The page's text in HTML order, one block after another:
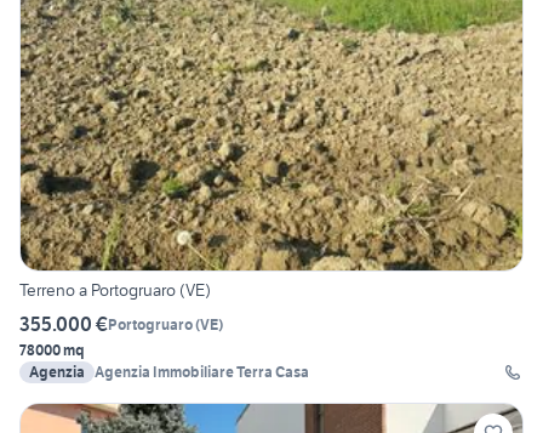
Terreno a Portogruaro (VE)
355.000 €Portogruaro(VE)
78000 mq
Agenzia Agenzia Immobiliare Terra Casa